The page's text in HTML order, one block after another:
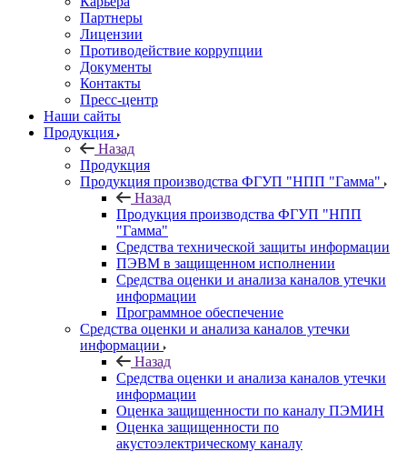
Партнеры
Лицензии
Противодействие коррупции
Документы
Контакты
Пресс-центр
Наши сайты
Продукция
Назад
Продукция
Продукция производства ФГУП "НПП "Гамма"
Назад
Продукция производства ФГУП "НПП
"Гамма"
Средства технической защиты информации
ПЭВМ в защищенном исполнении
Средства оценки и анализа каналов утечки
информации
Программное обеспечение
Средства оценки и анализа каналов утечки
информации
Назад
Средства оценки и анализа каналов утечки
информации
Оценка защищенности по каналу ПЭМИН
Оценка защищенности по
акустоэлектрическому каналу